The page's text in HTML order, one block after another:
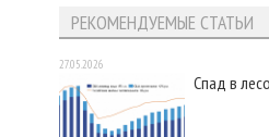
РЕКОМЕНДУЕМЫЕ СТАТЬИ
27.05.2026
Спад в